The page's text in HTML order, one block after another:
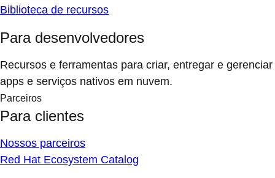
Biblioteca de recursos
Para desenvolvedores
Recursos e ferramentas para criar, entregar e gerenciar
apps e serviços nativos em nuvem.
Parceiros
Para clientes
Nossos parceiros
Red Hat Ecosystem Catalog